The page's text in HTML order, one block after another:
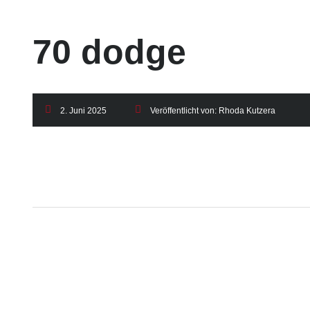
70 dodge
2. Juni 2025 Veröffentlicht von: Rhoda Kutzera